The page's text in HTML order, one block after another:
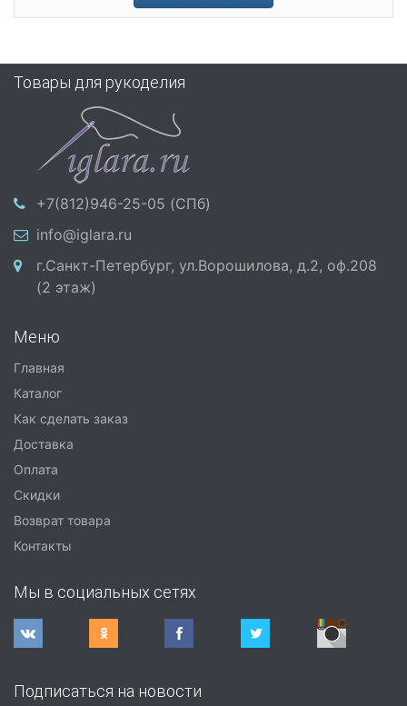
Товары для рукоделия
+7(812)946-25-05 (СПб)
info@iglara.ru
г.Санкт-Петербург, ул.Ворошилова, д.2, оф.208
(2 этаж)
Меню
Главная
Каталог
Как сделать заказ
Доставка
Оплата
Скидки
Возврат товара
Контакты
Мы в социальных сетях
Подписаться на новости